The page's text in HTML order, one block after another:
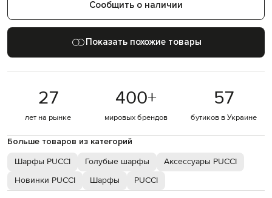
Сообщить о наличии
Показать похожие товары
27
лет на рынке
400+
мировых брендов
57
бутиков в Украине
Больше товаров из категорий
Шарфы PUCCI Голубые шарфы
Аксессуары PUCCI
Новинки PUCCI
Шарфы PUCCI